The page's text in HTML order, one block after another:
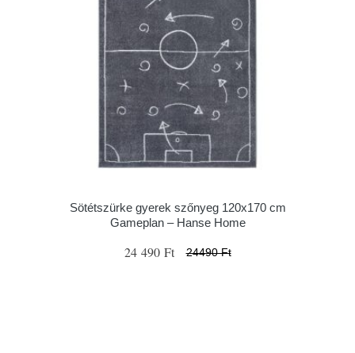
Sötétszürke gyerek szőnyeg 120x170 cm
Gameplan – Hanse Home
24 490 Ft 24490 Ft